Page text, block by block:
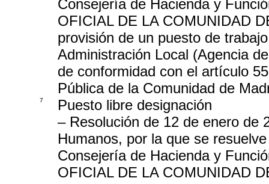
Consejería de Hacienda y
OFICIAL DE LA COMUNIDAD
provisión de un puesto de
Administración Local (Agencia
de conformidad con el artículo
Pública de la Comunidad de
7
Puesto libre designación
– Resolución de 12 de enero de
Humanos, por la que se
Consejería de Hacienda y
OFICIAL DE LA COMUNIDAD